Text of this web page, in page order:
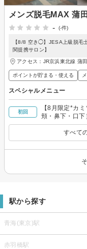
メンズ脱毛MAX 蒲
-
(-件)
【8/8 空き◯】JESA上級脱毛
関提携サロン】
アクセス：JR京浜東北線 蒲
ポイントが貯まる・使える
スペシャルメニュー
初回
【8月限定*カ
頬・鼻下・口
すべて
駅から探す
青海(東京)駅
赤羽橋駅